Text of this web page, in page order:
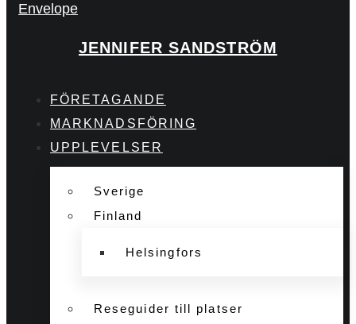
Envelope
JENNIFER SANDSTRÖM
FÖRETAGANDE
MARKNADSFÖRING
UPPLEVELSER
Sverige
Finland
Helsingfors
Reseguider till platser